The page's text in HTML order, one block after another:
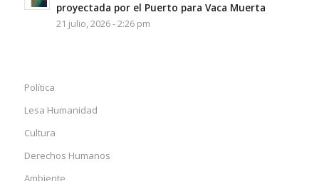
proyectada por el Puerto para Vaca Muerta
21 julio, 2026 - 2:26 pm
Política
Lesa Humanidad
Cultura
Derechos Humanos
Ambiente